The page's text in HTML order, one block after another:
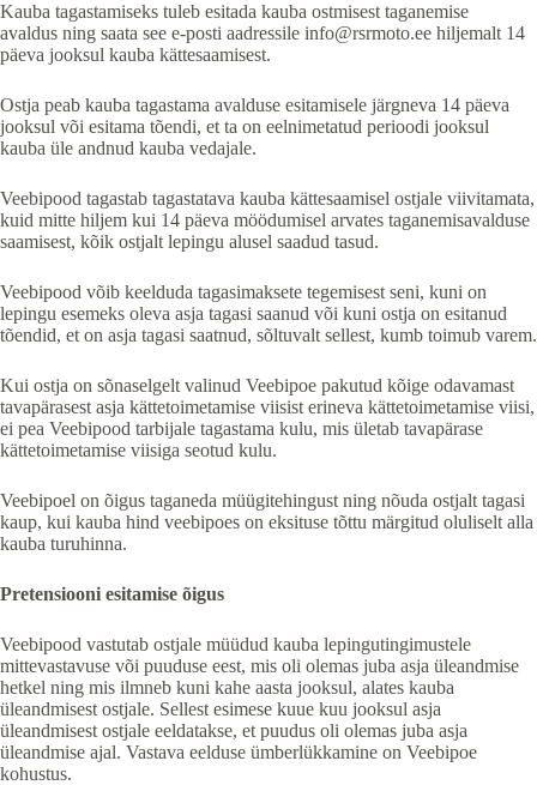
Kauba tagastamiseks tuleb esitada kauba ostmisest taganemise
avaldus ning saata see e-posti aadressile info@rsrmoto.ee hiljemalt 14
päeva jooksul kauba kättesaamisest.
Ostja peab kauba tagastama avalduse esitamisele järgneva 14 päeva
jooksul või esitama tõendi, et ta on eelnimetatud perioodi jooksul
kauba üle andnud kauba vedajale.
Veebipood tagastab tagastatava kauba kättesaamisel ostjale viivitamata,
kuid mitte hiljem kui 14 päeva möödumisel arvates taganemisavalduse
saamisest, kõik ostjalt lepingu alusel saadud tasud.
Veebipood võib keelduda tagasimaksete tegemisest seni, kuni on
lepingu esemeks oleva asja tagasi saanud või kuni ostja on esitanud
tõendid, et on asja tagasi saatnud, sõltuvalt sellest, kumb toimub varem.
Kui ostja on sõnaselgelt valinud Veebipoe pakutud kõige odavamast
tavapärasest asja kättetoimetamise viisist erineva kättetoimetamise viisi,
ei pea Veebipood tarbijale tagastama kulu, mis ületab tavapärase
kättetoimetamise viisiga seotud kulu.
Veebipoel on õigus taganeda müügitehingust ning nõuda ostjalt tagasi
kaup, kui kauba hind veebipoes on eksituse tõttu märgitud oluliselt alla
kauba turuhinna.
Pretensiooni esitamise õigus
Veebipood vastutab ostjale müüdud kauba lepingutingimustele
mittevastavuse või puuduse eest, mis oli olemas juba asja üleandmise
hetkel ning mis ilmneb kuni kahe aasta jooksul, alates kauba
üleandmisest ostjale. Sellest esimese kuue kuu jooksul asja
üleandmisest ostjale eeldatakse, et puudus oli olemas juba asja
üleandmise ajal. Vastava eelduse ümberlükkamine on Veebipoe
kohustus.